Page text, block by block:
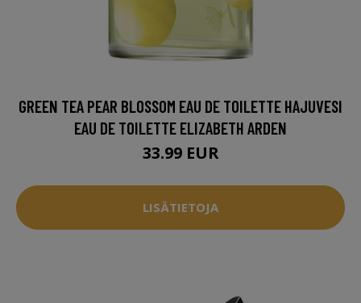
GREEN TEA PEAR BLOSSOM EAU DE TOILETTE HAJUVESI
EAU DE TOILETTE ELIZABETH ARDEN
33.99 EUR
LISÄTIETOJA